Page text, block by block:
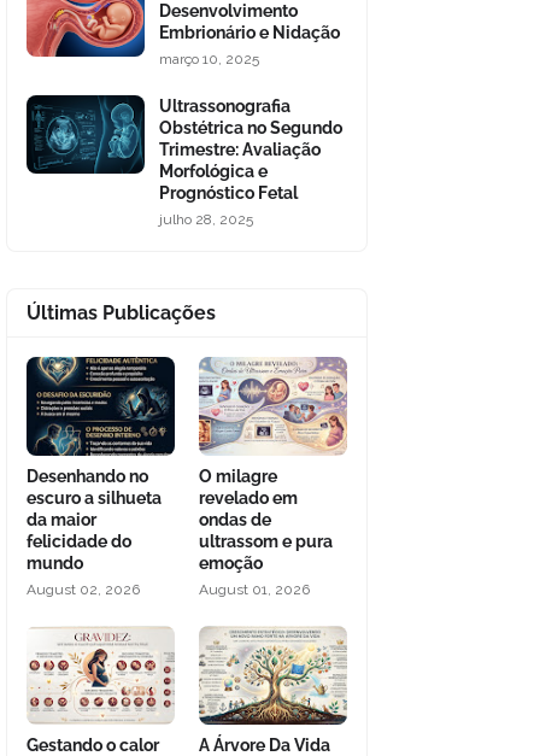
Desenvolvimento
Embrionário e Nidação
março 10, 2025
Ultrassonografia
Obstétrica no Segundo
Trimestre: Avaliação
Morfológica e
Prognóstico Fetal
julho 28, 2025
Últimas Publicações
Desenhando no
escuro a silhueta
da maior
felicidade do
mundo
August 02, 2026
O milagre
revelado em
ondas de
ultrassom e pura
emoção
August 01, 2026
Gestando o calor
A Árvore Da Vida